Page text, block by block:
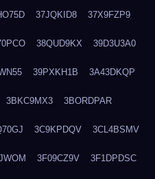
37JQKID8 37X9FZP9
38QUD9KX 39D3U3A0
39PXKH1B 3A43DKQP
3BKC9MX3 3BORDPAR
3C9KPDQV 3CL4BSMV
3F09CZ9V 3F1DPDSC